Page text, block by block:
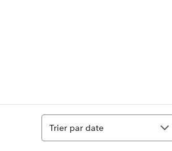
Tri
Trier par date